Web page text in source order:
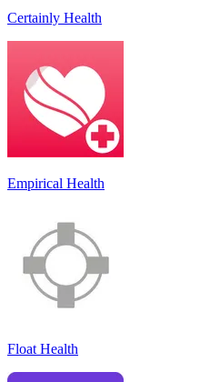
Certainly Health
Empirical Health
Float Health